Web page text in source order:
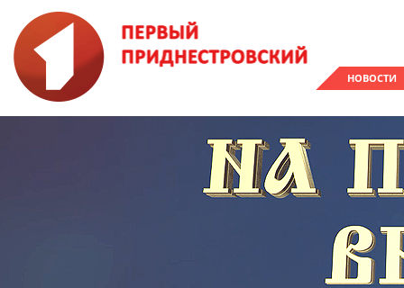
НОВОСТИ